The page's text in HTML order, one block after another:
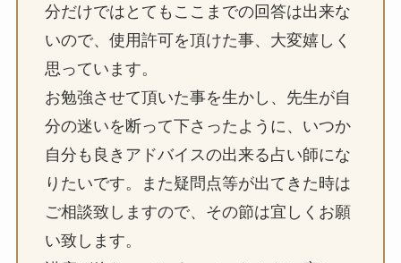
分だけではとてもここまでの回答は出来な
いので、使用許可を頂けた事、大変嬉しく
思っています。
お勉強させて頂いた事を生かし、先生が自
分の迷いを断って下さったように、いつか
自分も良きアドバイスの出来る占い師にな
りたいです。また疑問点等が出てきた時は
ご相談致しますので、その節は宜しくお願
い致します。